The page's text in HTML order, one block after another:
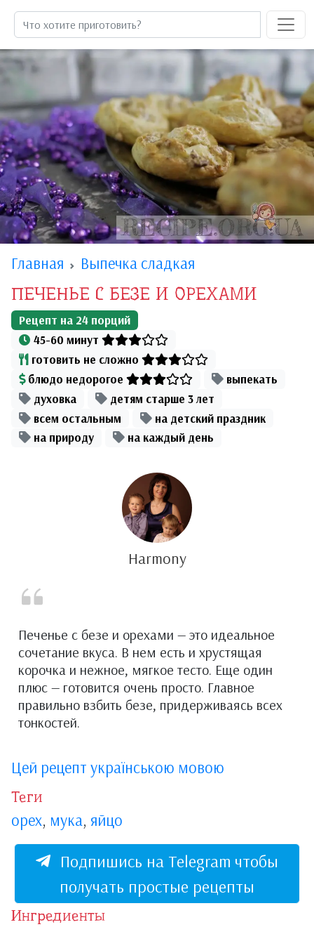
Главная Выпечка сладкая
ПЕЧЕНЬЕ С БЕЗЕ И ОРЕХАМИ
Рецепт на 24порций
45-60 минут
готовить не сложно
блюдо недорогое
выпекать
духовка
детям старше 3 лет
всем остальным
на детский праздник
на природу
на каждый день
Harmony
Печенье с безе и орехами — это идеальное
сочетание вкуса. В нем есть и хрустящая
корочка и нежное, мягкое тесто. Еще один
плюс — готовится очень просто. Главное
правильно взбить безе, придерживаясь всех
тонкостей.
Цей рецепт українською мовою
Теги
орех, мука, яйцо
Подпишись на Telegram чтобы
получать простые рецепты
Ингредиенты